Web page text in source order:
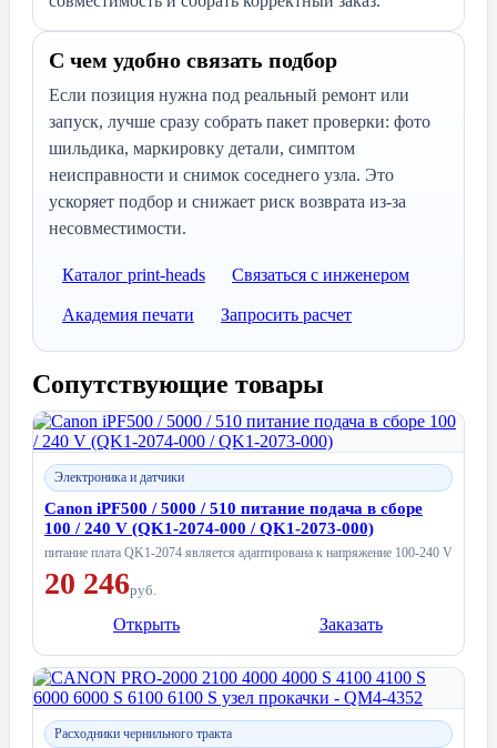
С чем удобно связать подбор
Если позиция нужна под реальный ремонт или
запуск, лучше сразу собрать пакет проверки: фото
шильдика, маркировку детали, симптом
неисправности и снимок соседнего узла. Это
ускоряет подбор и снижает риск возврата из-за
несовместимости.
Каталог print-heads Связаться с инженером
Академия печати Запросить расчет
Сопутствующие товары
Электроника и датчики
Canon iPF500 / 5000 / 510 питание подача в сборе
100 / 240 V (QK1-2074-000 / QK1-2073-000)
питание плата QK1-2074 является адаптирована к напряжение 100-240 V
20 246руб.
Открыть Заказать
Расходники чернильного тракта